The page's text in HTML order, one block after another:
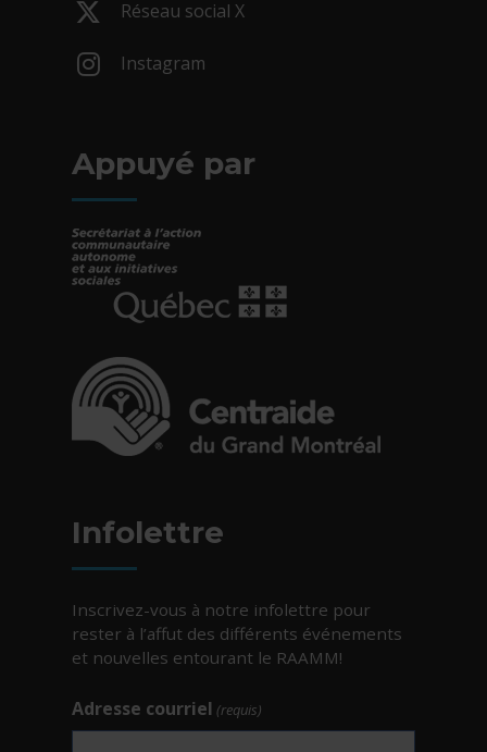
Réseau social X
Instagram
Appuyé par
Infolettre
Inscrivez-vous à notre infolettre pour
rester à l’affut des différents événements
et nouvelles entourant le RAAMM!
Adresse courriel (requis)